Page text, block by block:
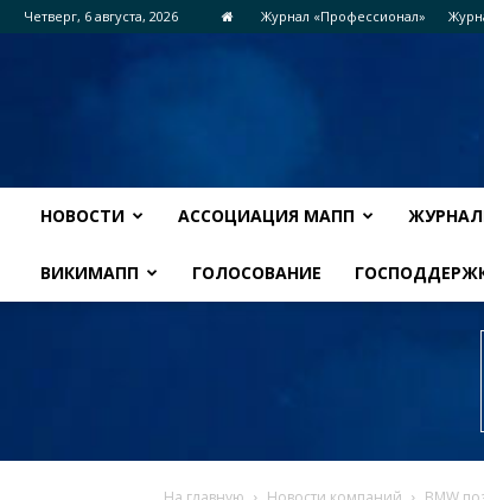
Четверг, 6 августа, 2026 Журнал «Профессионал»
НОВОСТИ АССОЦИАЦИЯ МАПП
ВИКИМАПП ГОЛОСОВАНИЕ